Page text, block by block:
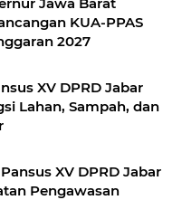
KUA-PPAS
2027
Lahan, Sampah, dan
XV DPRD Jabar
Pengawasan